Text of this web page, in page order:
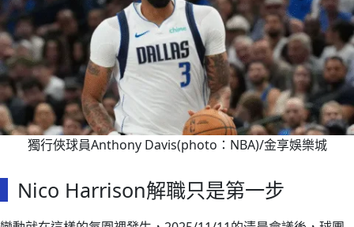
獨行俠球員Anthony Davis(photo：NBA)/金享娛樂城
Nico Harrison解職只是第一步